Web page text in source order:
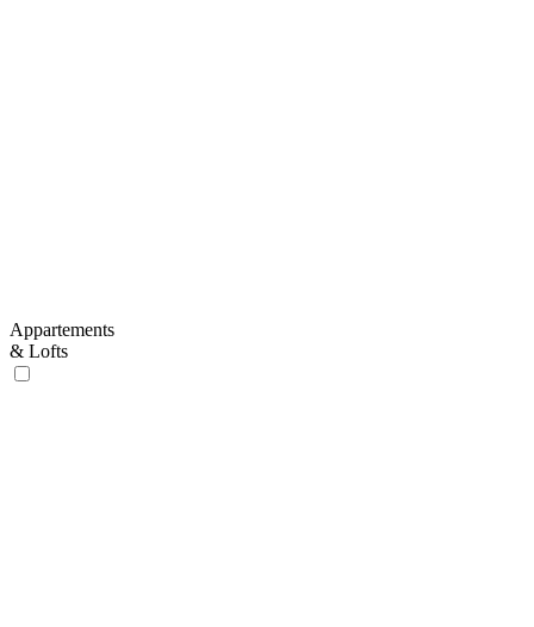
Appartements
& Lofts